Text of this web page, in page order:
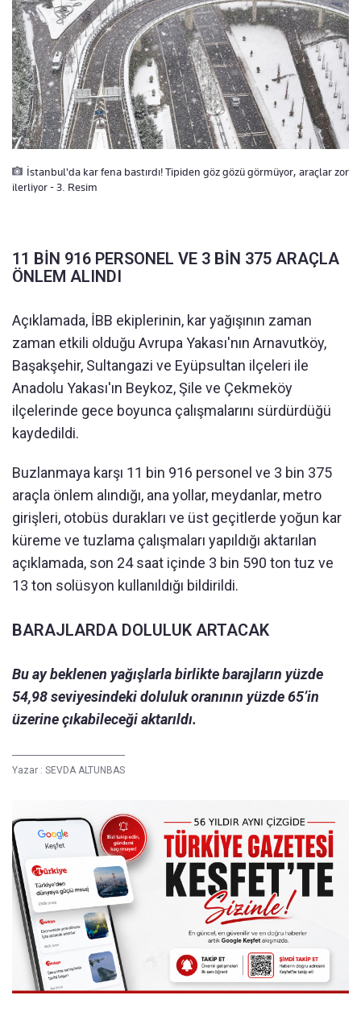
İstanbul'da kar fena bastırdı! Tipiden göz gözü görmüyor, araçlar zor
ilerliyor - 3. Resim
11 BİN 916 PERSONEL VE 3 BİN 375 ARAÇLA
ÖNLEM ALINDI
Açıklamada, İBB ekiplerinin, kar yağışının zaman
zaman etkili olduğu Avrupa Yakası'nın Arnavutköy,
Başakşehir, Sultangazi ve Eyüpsultan ilçeleri ile
Anadolu Yakası'ın Beykoz, Şile ve Çekmeköy
ilçelerinde gece boyunca çalışmalarını sürdürdüğü
kaydedildi.
Buzlanmaya karşı 11 bin 916 personel ve 3 bin 375
araçla önlem alındığı, ana yollar, meydanlar, metro
girişleri, otobüs durakları ve üst geçitlerde yoğun kar
küreme ve tuzlama çalışmaları yapıldığı aktarılan
açıklamada, son 24 saat içinde 3 bin 590 ton tuz ve
13 ton solüsyon kullanıldığı bildirildi.
BARAJLARDA DOLULUK ARTACAK
Bu ay beklenen yağışlarla birlikte barajların yüzde
54,98 seviyesindeki doluluk oranının yüzde 65’in
üzerine çıkabileceği aktarıldı.
Yazar : SEVDA ALTUNBAS